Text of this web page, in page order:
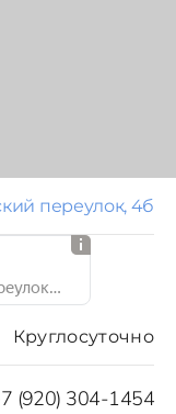
Круглосуточно
(920) 304-1454
переулок, 4б
Смоленск, Новокиевский переулок, 4б